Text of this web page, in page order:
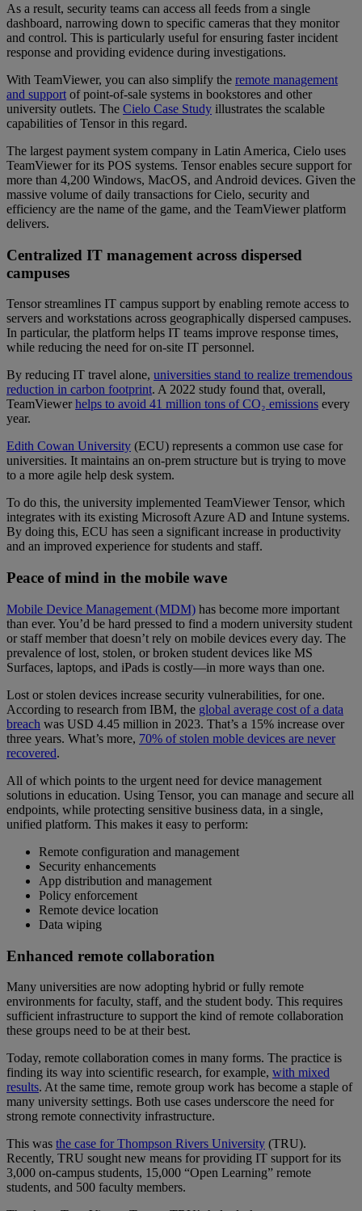
As a result, security teams can access all feeds from a single
dashboard, narrowing down to specific cameras that they monitor
and control. This is particularly useful for ensuring faster incident
response and providing evidence during investigations.
With TeamViewer, you can also simplify the remote management
and support of point-of-sale systems in bookstores and other
university outlets. The Cielo Case Study illustrates the scalable
capabilities of Tensor in this regard.
The largest payment system company in Latin America, Cielo uses
TeamViewer for its POS systems. Tensor enables secure support for
more than 4,200 Windows, MacOS, and Android devices. Given the
massive volume of daily transactions for Cielo, security and
efficiency are the name of the game, and the TeamViewer platform
delivers.
Centralized IT management across dispersed
campuses
Tensor streamlines IT campus support by enabling remote access to
servers and workstations across geographically dispersed campuses.
In particular, the platform helps IT teams improve response times,
while reducing the need for on-site IT personnel.
By reducing IT travel alone, universities stand to realize tremendous
reduction in carbon footprint. A 2022 study found that, overall,
TeamViewerhelps to avoid 41 million tons of CO₂ emissions every
year.
Edith Cowan University (ECU) represents a common use case for
universities. It maintains an on-prem structure but is trying to move
to a more agile help desk system.
To do this, the university implemented TeamViewer Tensor, which
integrates with its existing Microsoft Azure AD and Intune systems.
By doing this, ECU has seen a significant increase in productivity
and an improved experience for students and staff.
Peace of mind in the mobile wave
Mobile Device Management (MDM) has become more important
than ever. You’d be hard pressed to find a modern university student
or staff member that doesn’t rely on mobile devices every day. The
prevalence of lost, stolen, or broken student devices like MS
Surfaces, laptops, and iPads is costly—in more ways than one.
Lost or stolen devices increase security vulnerabilities, for one.
According to research from IBM, the global average cost of a data
breach was USD 4.45 million in 2023. That’s a 15% increase over
three years. What’s more, 70% of stolen moble devices are never
recovered.
All of which points to the urgent need for device management
solutions in education. Using Tensor, you can manage and secure all
endpoints, while protecting sensitive business data, in a single,
unified platform. This makes it easy to perform:
Remote configuration and management
Security enhancements
App distribution and management
Policy enforcement
Remote device location
Data wiping
Enhanced remote collaboration
Many universities are now adopting hybrid or fully remote
environments for faculty, staff, and the student body. This requires
sufficient infrastructure to support the kind of remote collaboration
these groups need to be at their best.
Today, remote collaboration comes in many forms. The practice is
finding its way into scientific research, for example, with mixed
results. At the same time, remote group work has become a staple of
many university settings. Both use cases underscore the need for
strong remote connectivity infrastructure.
This was the case for Thompson Rivers University (TRU).
Recently, TRU sought new means for providing IT support for its
3,000 on-campus students, 15,000 “Open Learning” remote
students, and 500 faculty members.